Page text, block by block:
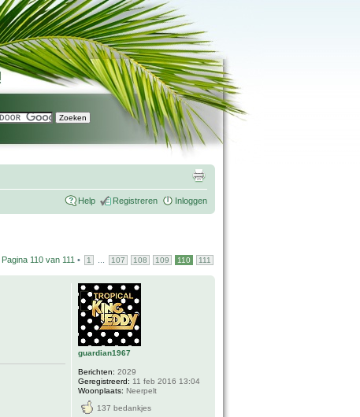
Help Registreren Inloggen
Pagina 110 van 111 • 1 107 108 109 110 111
guardian1967
Berichten: 2029
Geregistreerd: 11 feb 2016 13:04
Woonplaats: Neerpelt
137 bedankjes